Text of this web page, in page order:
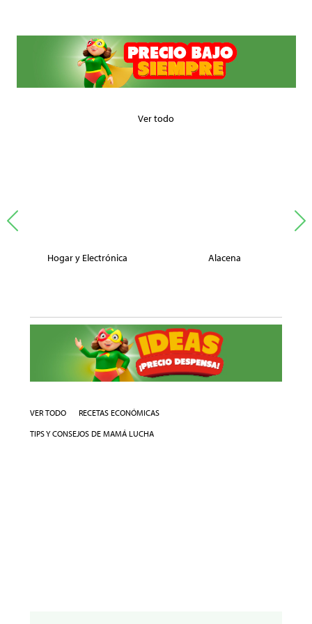
Ver todo
Hogar y Electrónica Alacena
VER TODO
RECETAS ECONÓMICAS
TIPS Y CONSEJOS DE MAMÁ LUCHA